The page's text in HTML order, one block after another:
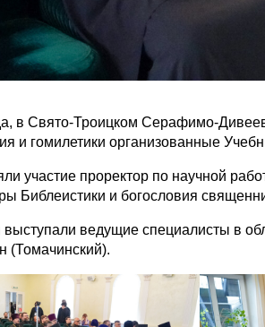
в Свято-Троицком Серафимо-
и гомилетики организованные
участие проректор по научной
Библеистики и богословия
ведущие специалисты в
(Томачинский).